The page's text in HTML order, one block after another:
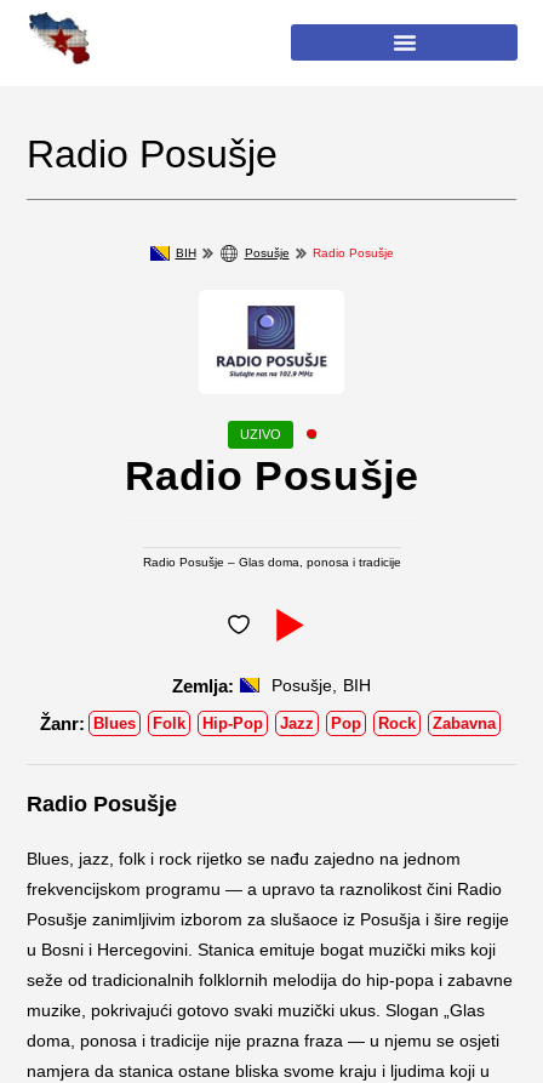
Radio Posušje
BIH Posušje Radio Posušje
Radio Posušje
Radio Posušje – Glas doma, ponosa i tradicije
Posušje BIH
Blues Folk Hip-Pop Jazz Pop Rock Zabavna
Radio Posušje
Blues, jazz, folk i rock rijetko se nađu zajedno na jednom
frekvencijskom programu — a upravo ta raznolikost čini Radio
Posušje zanimljivim izborom za slušaoce iz Posušja i šire regije
u Bosni i Hercegovini. Stanica emituje bogat muzički miks koji
seže od tradicionalnih folklornih melodija do hip-popa i zabavne
muzike, pokrivajući gotovo svaki muzički ukus. Slogan „Glas
doma, ponosa i tradicije nije prazna fraza — u njemu se osjeti
namjera da stanica ostane bliska svome kraju i ljudima koji u